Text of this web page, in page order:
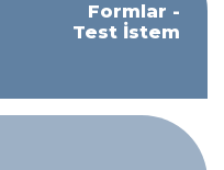
Formlar -
Test İstem